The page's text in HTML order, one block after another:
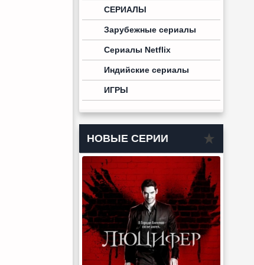
СЕРИАЛЫ
Зарубежные сериалы
Сериалы Netflix
Индийские сериалы
ИГРЫ
НОВЫЕ СЕРИИ